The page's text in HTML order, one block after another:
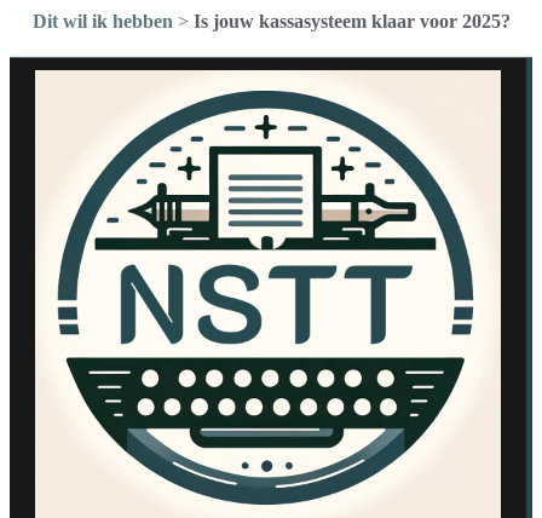
Dit wil ik hebben > Is jouw kassasysteem klaar voor 2025?